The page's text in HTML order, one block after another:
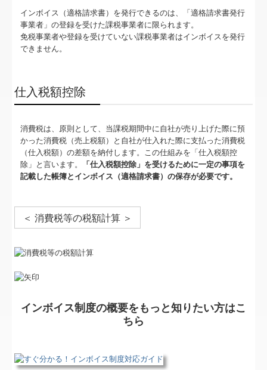
関連リンク
TKCリンク集
お問合せ
インボイス（適格請求書）を発行できるのは、「適格請求書発行
事業者」の登録を受けた課税事業者に限られます。
免税事業者や登録を受けていない課税事業者はインボイスを発行
できません。
仕入税額控除
消費税は、原則として、当課税期間中に自社が売り上げた際に預
かった消費税（売上税額）と自社が仕入れた際に支払った消費税
（仕入税額）の差額を納付します。この仕組みを「仕入税額控
除」と言います。
「仕入税額控除」を受けるために一定の事項を
記載した帳簿とインボイス（適格請求書）の保存が必要です。
＜ 消費税等の税額計算 ＞
インボイス制度の概要をもっと知りたい方はこ
ちら